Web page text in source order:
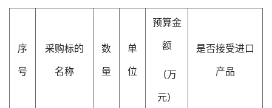
序
号
采购标的
名称
数
量
单
位
预算金
额
（万
元）
是否接受进口
产品